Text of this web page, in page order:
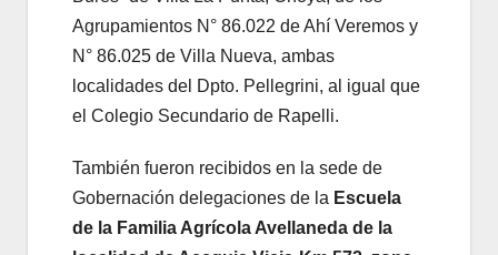
Agrupamientos N° 86.022 de Ahí Veremos y
N° 86.025 de Villa Nueva, ambas
localidades del Dpto. Pellegrini, al igual que
el Colegio Secundario de Rapelli.
También fueron recibidos en la sede de
Gobernación delegaciones de la Escuela
de la Familia Agrícola Avellaneda de la